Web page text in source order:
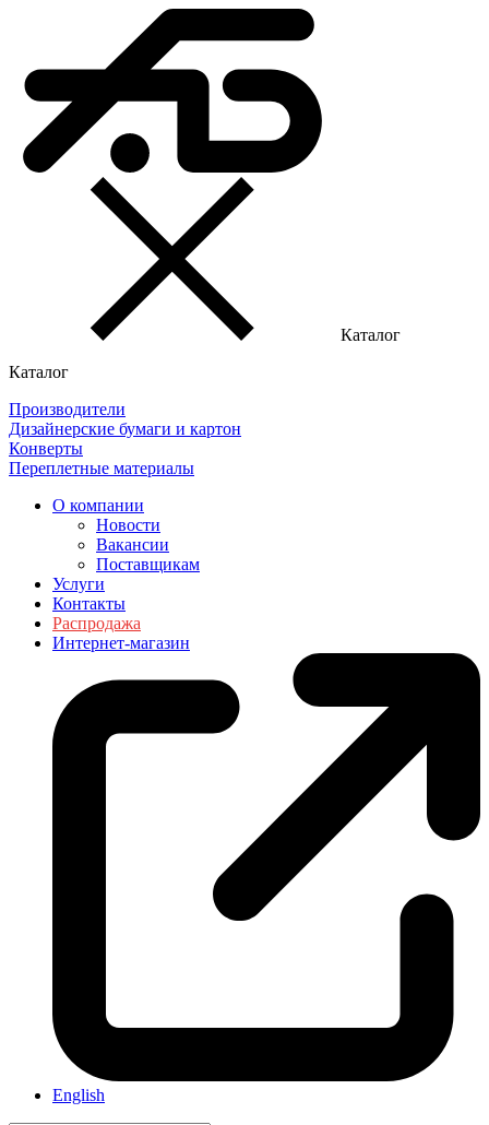
Каталог
Каталог
Производители
Дизайнерские бумаги и картон
Конверты
Переплетные материалы
О компании
Новости
Вакансии
Поставщикам
Услуги
Контакты
Распродажа
Интернет-магазин
English